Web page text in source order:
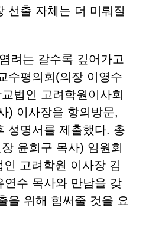
선출 자체는 더 미뤄질
려는 갈수록 깊어가고
수평의회(의장 이영수
법인 고려학원이사회
) 이사장을 항의방문,
성명서를 제출했다. 총
윤희구 목사) 임원회
고려학원 이사장 김
수 목사와 만남을 갖
을 위해 힘써줄 것을 요